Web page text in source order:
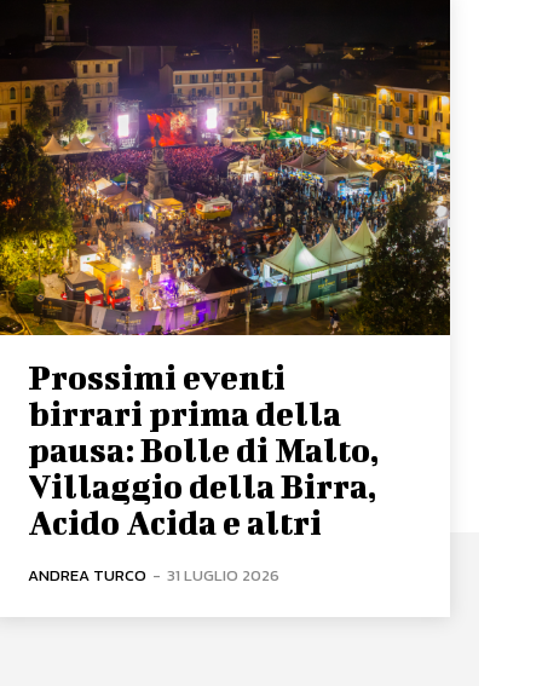
Prossimi eventi
birrari prima della
pausa: Bolle di Malto,
Villaggio della Birra,
Acido Acida e altri
ANDREA TURCO - 31 LUGLIO 2026